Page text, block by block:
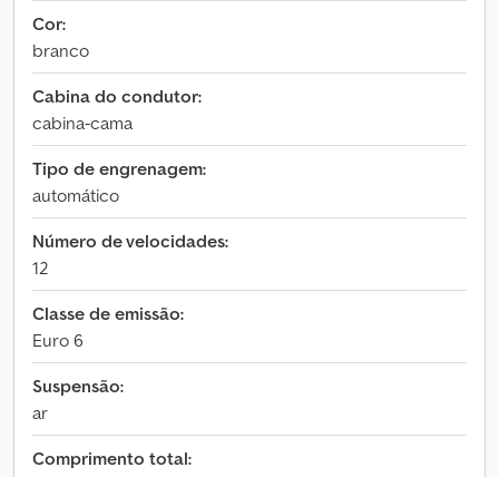
Cor:
branco
Cabina do condutor:
cabina-cama
Tipo de engrenagem:
automático
Número de velocidades:
12
Classe de emissão:
Euro 6
Suspensão:
ar
Comprimento total: